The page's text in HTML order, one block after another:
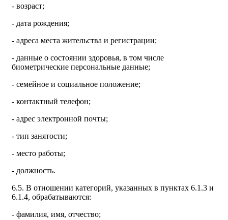
- возраст;
- дата рождения;
- адреса места жительства и регистрации;
- данные о состоянии здоровья, в том числе
биометрические персональные данные;
- семейное и социальное положение;
- контактный телефон;
- адрес электронной почты;
- тип занятости;
- место работы;
- должность.
6.5. В отношении категорий, указанных в пунктах 6.1.3 и
6.1.4, обрабатываются:
- фамилия, имя, отчество;